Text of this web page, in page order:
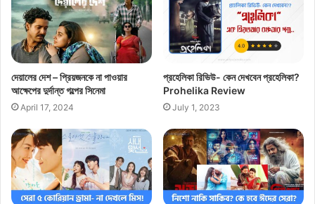
দেয়ালের দেশ – প্রিয়জনকে না পাওয়ার
আক্ষেপের দুর্দান্ত গল্পের সিনেমা
April 17, 2024
প্রহেলিকা রিভিউ- কেন দেখবেন প্রহেলিকা?
Prohelika Review
July 1, 2023